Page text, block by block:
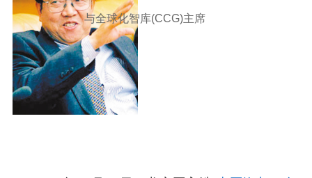
与全球化智库(CCG)主席